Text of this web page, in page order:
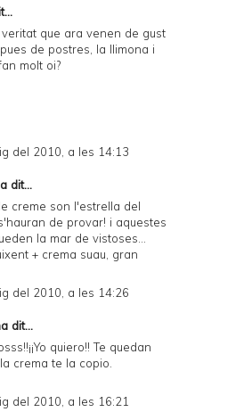
que ara venen de gust
de postres, la llimona i
molt oi?
del 2010, a les 14:13
dit...
creme son l'estrella del
de provar! i aquestes
la mar de vistoses...
+ crema suau, gran
del 2010, a les 14:26
dit...
quiero!! Te quedan
crema te la copio.
del 2010, a les 16:21